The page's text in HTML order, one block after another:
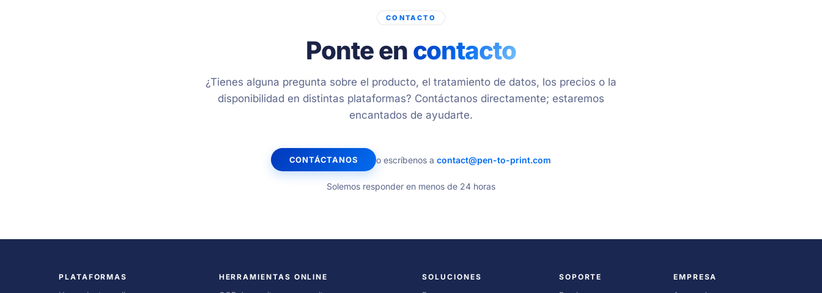
CONTACTO
Ponte en contacto
¿Tienes alguna pregunta sobre el producto, el tratamiento de datos, los precios o la
disponibilidad en distintas plataformas? Contáctanos directamente; estaremos
encantados de ayudarte.
CONTÁCTANOS o escríbenos acontact@pen-to-print.com
Solemos responder en menos de 24 horas
PLATAFORMAS HERRAMIENTAS ONLINE SOLUCIONES SOPORTE EMPRESA